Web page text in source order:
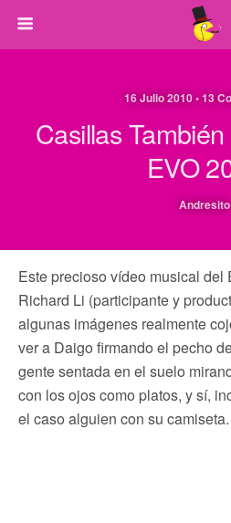
16 Julio 2010 • 13
Casillas
EVO
Andresito
Este precioso vídeo musical del
Richard Li (participante y
algunas imágenes realmente
ver a Daigo firmando el pecho
gente sentada en el suelo
con los ojos como platos, y sí,
el caso alguien con su camiseta.